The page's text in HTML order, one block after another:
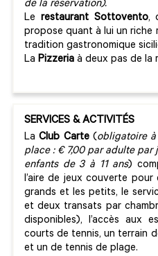
de la réservation).
Le restaurant Sottovento,
propose quant à lui un riche
tradition gastronomique
La Pizzeria à deux pas de la
SERVICES & ACTIVITÉS
LaClub Carte(obligatoire
place : € 7,00 par adulte par
enfants de 3 à 11 ans)
l’aire de jeux couverte pour
grands et les petits, le
et deux transats par
disponibles), l’accès aux
courts de tennis, un terrain
et un de tennis de plage.